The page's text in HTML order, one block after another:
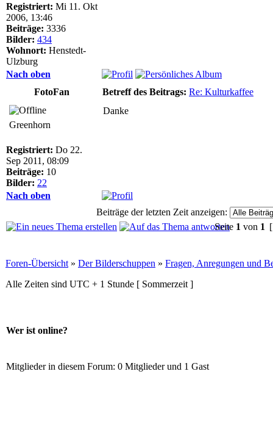
Registriert: Mi 11. Okt
2006, 13:46
Beiträge: 3336
Bilder: 434
Wohnort: Henstedt-
Ulzburg
Nach oben
FotoFan
Betreff des Beitrags: Re: Kulturkaffee
Greenhorn
Registriert: Do 22.
Sep 2011, 08:09
Beiträge: 10
Bilder: 22
Danke
Nach oben
Beiträge der letzten Zeit anzeigen:
Seite 1 von 1
Foren-Übersicht » Der Bilderschuppen » Fragen, Anregungen und
Alle Zeiten sind UTC + 1 Stunde [ Sommerzeit ]
Wer ist online?
Mitglieder in diesem Forum: 0 Mitglieder und 1 Gast